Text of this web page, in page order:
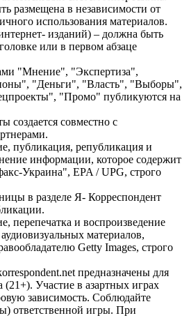
размещена в независимости от
использования материалов.
изданий) – должна быть
или в первом абзаце
"Мнение", "Экспертиза",
"Деньги", "Власть", "Выборы",
"Промо" публикуются на
создается совместно с
публикация, републикация и
информации, которое содержит
Украина", EPA / UPG, строго
в разделе Я- Корреспондент
перепечатка и воспроизведение
материалов,
Getty Images, строго
предназначены для
(21+). Участие в азартных играх
зависимость. Соблюдайте
ответственной игры. При